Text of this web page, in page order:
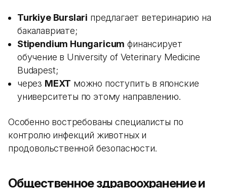
Turkiye Burslari предлагает ветеринарию на
бакалавриате;
Stipendium Hungaricum финансирует
обучение в University of Veterinary Medicine
Budapest;
через MEXT можно поступить в японские
университеты по этому направлению.
Особенно востребованы специалисты по
контролю инфекций животных и
продовольственной безопасности.
Общественное здравоохранение и